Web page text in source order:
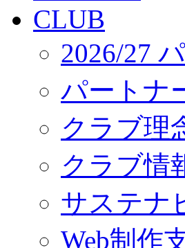
CLUB
2026/27
パートナ
クラブ理
クラブ情
サステナ
Web制作